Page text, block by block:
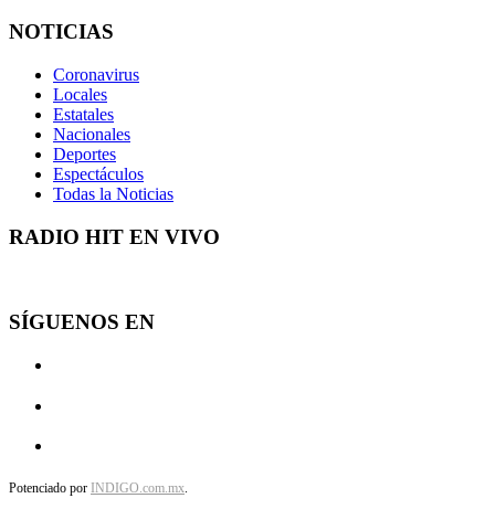
NOTICIAS
Coronavirus
Locales
Estatales
Nacionales
Deportes
Espectáculos
Todas la Noticias
RADIO HIT EN VIVO
SÍGUENOS EN
Potenciado por INDIGO.com.mx.